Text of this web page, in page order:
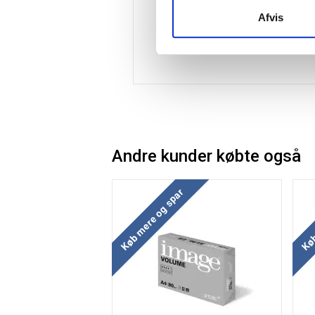
Afvis
Andre kunder købte også
Køb mere og spar